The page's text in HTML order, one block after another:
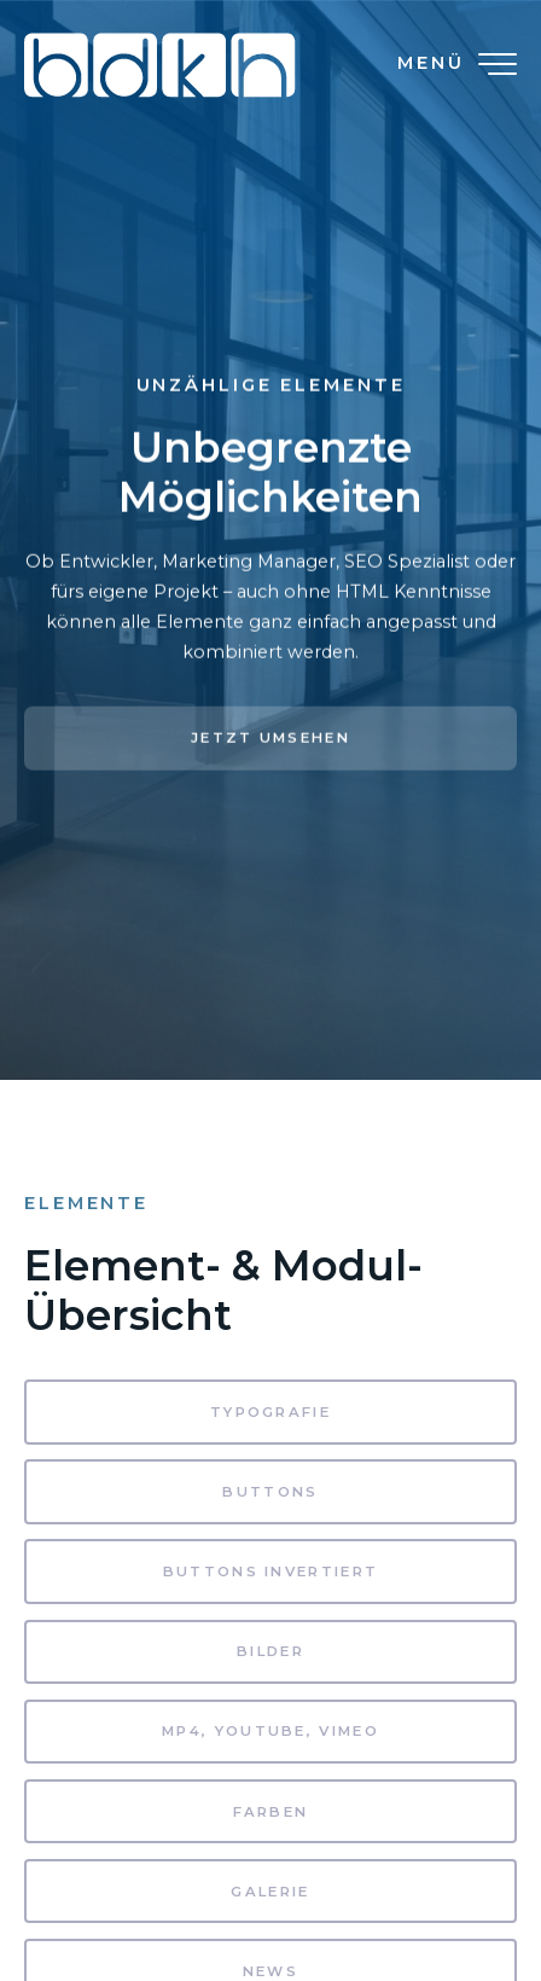
MENÜ
UNZÄHLIGE ELEMENTE
Unbegrenzte
Möglichkeiten
Ob Entwickler, Marketing Manager, SEO Spezialist oder
fürs eigene Projekt – auch ohne HTML Kenntnisse
können alle Elemente ganz einfach angepasst und
kombiniert werden.
JETZT UMSEHEN
ELEMENTE
Element- & Modul-
Übersicht
TYPOGRAFIE
BUTTONS
BUTTONS INVERTIERT
BILDER
MP4, YOUTUBE, VIMEO
FARBEN
GALERIE
NEWS